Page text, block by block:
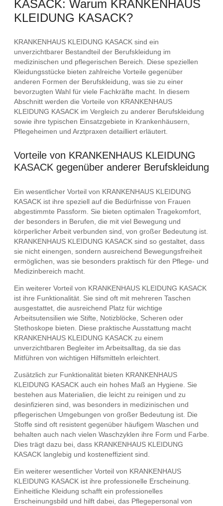
KASACK: Warum KRANKENHAUS
KLEIDUNG KASACK?
KRANKENHAUS KLEIDUNG KASACK sind ein
unverzichtbarer Bestandteil der Berufskleidung im
medizinischen und pflegerischen Bereich. Diese speziellen
Kleidungsstücke bieten zahlreiche Vorteile gegenüber
anderen Formen der Berufskleidung, was sie zu einer
bevorzugten Wahl für viele Fachkräfte macht. In diesem
Abschnitt werden die Vorteile von KRANKENHAUS
KLEIDUNG KASACK im Vergleich zu anderer Berufskleidung
sowie ihre typischen Einsatzgebiete in Krankenhäusern,
Pflegeheimen und Arztpraxen detailliert erläutert.
Vorteile von KRANKENHAUS KLEIDUNG
KASACK gegenüber anderer Berufskleidung
Ein wesentlicher Vorteil von KRANKENHAUS KLEIDUNG
KASACK ist ihre speziell auf die Bedürfnisse von Frauen
abgestimmte Passform. Sie bieten optimalen Tragekomfort,
der besonders in Berufen, die mit viel Bewegung und
körperlicher Arbeit verbunden sind, von großer Bedeutung ist.
KRANKENHAUS KLEIDUNG KASACK sind so gestaltet, dass
sie nicht einengen, sondern ausreichend Bewegungsfreiheit
ermöglichen, was sie besonders praktisch für den Pflege- und
Medizinbereich macht.
Ein weiterer Vorteil von KRANKENHAUS KLEIDUNG KASACK
ist ihre Funktionalität. Sie sind oft mit mehreren Taschen
ausgestattet, die ausreichend Platz für wichtige
Arbeitsutensilien wie Stifte, Notizblöcke, Scheren oder
Stethoskope bieten. Diese praktische Ausstattung macht
KRANKENHAUS KLEIDUNG KASACK zu einem
unverzichtbaren Begleiter im Arbeitsalltag, da sie das
Mitführen von wichtigen Hilfsmitteln erleichtert.
Zusätzlich zur Funktionalität bieten KRANKENHAUS
KLEIDUNG KASACK auch ein hohes Maß an Hygiene. Sie
bestehen aus Materialien, die leicht zu reinigen und zu
desinfizieren sind, was besonders in medizinischen und
pflegerischen Umgebungen von großer Bedeutung ist. Die
Stoffe sind oft resistent gegenüber häufigem Waschen und
behalten auch nach vielen Waschzyklen ihre Form und Farbe.
Dies trägt dazu bei, dass KRANKENHAUS KLEIDUNG
KASACK langlebig und kosteneffizient sind.
Ein weiterer wesentlicher Vorteil von KRANKENHAUS
KLEIDUNG KASACK ist ihre professionelle Erscheinung.
Einheitliche Kleidung schafft ein professionelles
Erscheinungsbild und hilft dabei, das Pflegepersonal von